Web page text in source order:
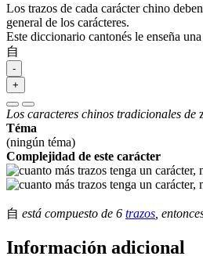
Los trazos de cada carácter chino
general de los carácteres.
Este diccionario cantonés le enseña
自
-
+
Los caracteres chinos tradicionales de
Téma
(ningún téma)
Complejidad de este carácter
自 está compuesto de 6 trazos ,
Información adicional